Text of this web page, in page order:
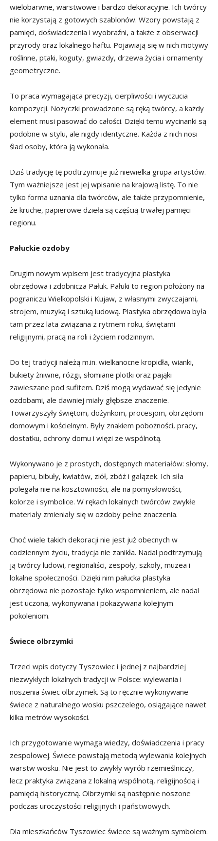
wielobarwne, warstwowe i bardzo dekoracyjne. Ich twórcy
nie korzystają z gotowych szablonów. Wzory powstają z
pamięci, doświadczenia i wyobraźni, a także z obserwacji
przyrody oraz lokalnego haftu. Pojawiają się w nich motywy
roślinne, ptaki, koguty, gwiazdy, drzewa życia i ornamenty
geometryczne.
To praca wymagająca precyzji, cierpliwości i wyczucia
kompozycji. Nożyczki prowadzone są ręką twórcy, a każdy
element musi pasować do całości. Dzięki temu wycinanki są
podobne w stylu, ale nigdy identyczne. Każda z nich nosi
ślad osoby, która ją wykonała.
Dziś tradycję tę podtrzymuje już niewielka grupa artystów.
Tym ważniejsze jest jej wpisanie na krajową listę. To nie
tylko forma uznania dla twórców, ale także przypomnienie,
że kruche, papierowe dzieła są częścią trwałej pamięci
regionu.
Pałuckie ozdoby
Drugim nowym wpisem jest tradycyjna plastyka
obrzędowa i zdobnicza Pałuk. Pałuki to region położony na
pograniczu Wielkopolski i Kujaw, z własnymi zwyczajami,
strojem, muzyką i sztuką ludową. Plastyka obrzędowa była
tam przez lata związana z rytmem roku, świętami
religijnymi, pracą na roli i życiem rodzinnym.
Do tej tradycji należą m.in. wielkanocne kropidła, wianki,
bukiety żniwne, rózgi, słomiane plotki oraz pająki
zawieszane pod sufitem. Dziś mogą wydawać się jedynie
ozdobami, ale dawniej miały głębsze znaczenie.
Towarzyszyły świętom, dożynkom, procesjom, obrzędom
domowym i kościelnym. Były znakiem pobożności, pracy,
dostatku, ochrony domu i więzi ze wspólnotą.
Wykonywano je z prostych, dostępnych materiałów: słomy,
papieru, bibuły, kwiatów, ziół, zbóż i gałązek. Ich siła
polegała nie na kosztowności, ale na pomysłowości,
kolorze i symbolice. W rękach lokalnych twórców zwykłe
materiały zmieniały się w ozdoby pełne znaczenia.
Choć wiele takich dekoracji nie jest już obecnych w
codziennym życiu, tradycja nie zanikła. Nadal podtrzymują
ją twórcy ludowi, regionaliści, zespoły, szkoły, muzea i
lokalne społeczności. Dzięki nim pałucka plastyka
obrzędowa nie pozostaje tylko wspomnieniem, ale nadal
jest uczona, wykonywana i pokazywana kolejnym
pokoleniom.
Świece olbrzymki
Trzeci wpis dotyczy Tyszowiec i jednej z najbardziej
niezwykłych lokalnych tradycji w Polsce: wylewania i
noszenia świec olbrzymek. Są to ręcznie wykonywane
świece z naturalnego wosku pszczelego, osiągające nawet
kilka metrów wysokości.
Ich przygotowanie wymaga wiedzy, doświadczenia i pracy
zespołowej. Świece powstają metodą wylewania kolejnych
warstw wosku. Nie jest to zwykły wyrób rzemieślniczy,
lecz praktyka związana z lokalną wspólnotą, religijnością i
pamięcią historyczną. Olbrzymki są następnie noszone
podczas uroczystości religijnych i państwowych.
Dla mieszkańców Tyszowiec świece są ważnym symbolem.